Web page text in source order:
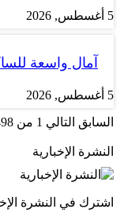
5 أغسطس, 2026
آمال واسعة
5 أغسطس, 2026
السابق التالي 1 من 5٬498
النشرة الإخبارية
اشترك في النشرة